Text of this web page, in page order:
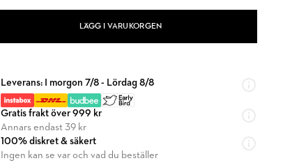
LÄGG I VARUKORGEN
Leverans: I morgon 7/8 - Lördag 8/8
Gratis frakt över 999 kr
Annars endast 39 kr
100% diskret & säkert
Ingen kan se var och vad du beställer